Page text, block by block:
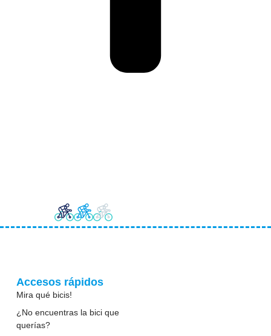
Accesos rápidos
Mira qué bicis!
¿No encuentras la bici que
querías?